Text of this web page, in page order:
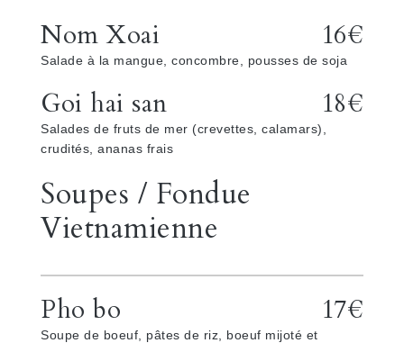
Nom Xoai 16€
Salade à la mangue, concombre, pousses de soja
Goi hai san 18€
Salades de fruts de mer (crevettes, calamars),
crudités, ananas frais
Soupes / Fondue
Vietnamienne
Pho bo 17€
Soupe de boeuf, pâtes de riz, boeuf mijoté et